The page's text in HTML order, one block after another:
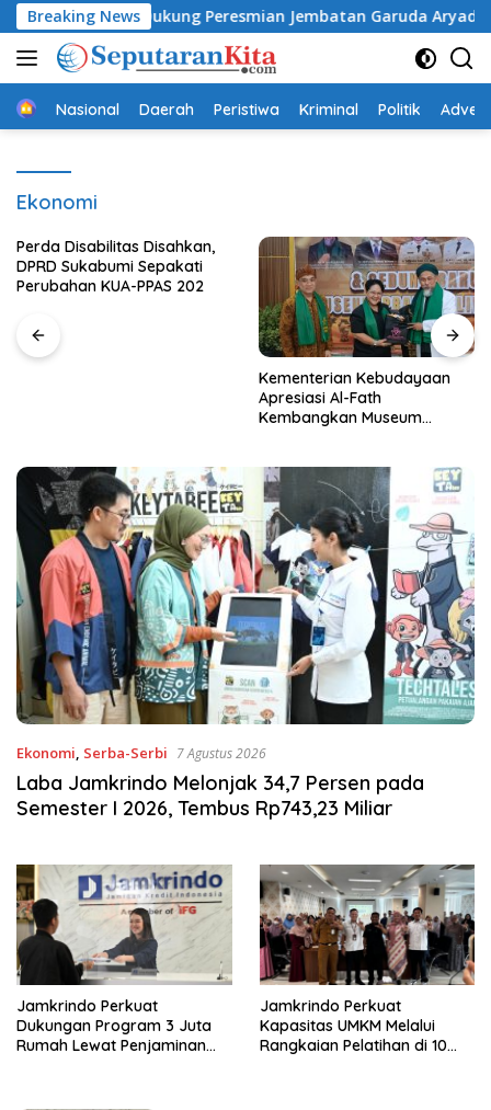
Langsung
ke
konten
Breaking News
Dukung Peresmian Jembatan Garuda Aryadifa
Beranda
Nasional Daerah Peristiwa Kriminal Politik
Ekonomi
Perda Disabilitas Disahkan,
DPRD Sukabumi Sepakati
Perubahan KUA-PPAS 202
Kementerian Kebudayaan
Apresiasi Al-Fath
Kembangkan Museum
Ekonomi, Serba-Serbi 7 Agustus 2026
Laba Jamkrindo Melonjak 34,7 Persen pada
Semester I 2026, Tembus Rp743,23 Miliar
Jamkrindo Perkuat
Dukungan Program 3 Juta
Rumah Lewat Penjaminan
Jamkrindo Perkuat
Kapasitas UMKM Melalui
Rangkaian Pelatihan di 10